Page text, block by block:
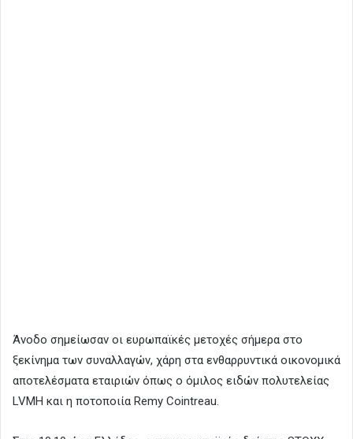
Άνοδο σημείωσαν οι ευρωπαϊκές μετοχές σήμερα στο
ξεκίνημα των συναλλαγών, χάρη στα ενθαρρυντικά οικονομικά
αποτελέσματα εταιριών όπως ο όμιλος ειδών πολυτελείας
LVMH και η ποτοποιία Remy Cointreau.